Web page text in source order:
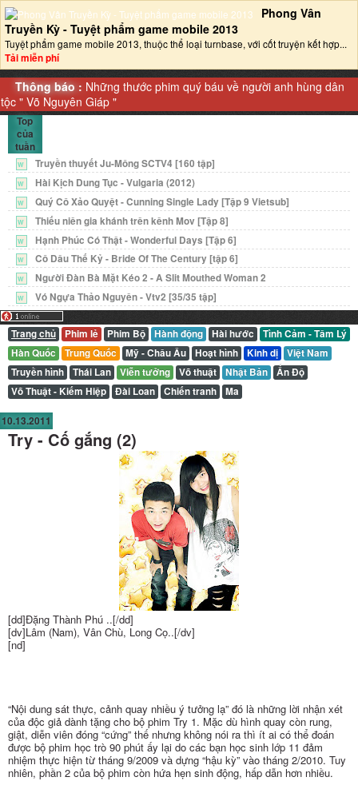
Phong Vân
Truyền Kỳ - Tuyệt phẩm game mobile 2013‎
Tuyệt phẩm game mobile 2013, thuộc thể loại turnbase, với cốt truyện kết hợp...
Tải miễn phí
Thông báo : Những thước phim quý báu về người anh hùng dân
tộc "Võ Nguyên Giáp "
Top
của
tuần
W Truyền thuyết Ju-Mông SCTV4 [160 tập]
W Hài Kịch Dung Tục - Vulgaria (2012)
W Quý Cô Xảo Quyệt - Cunning Single Lady [Tập 9 Vietsub]
W Thiếu niên gia khánh trên kênh Mov [Tập 8]
W Hạnh Phúc Có Thật - Wonderful Days [Tập 6]
W Cô Dâu Thế Kỷ - Bride Of The Century [tập 6]
W Người Đàn Bà Mặt Kéo 2 - A Slit Mouthed Woman 2
W Vó Ngựa Thảo Nguyên - Vtv2 [35/35 tập]
Trang chủ Phim lẻ Phim Bộ Hành động Hài hước
Tình Cảm - Tâm Lý
Hàn Quốc
Trung Quốc Mỹ - Châu Âu Hoạt hình Kinh dị
Việt Nam
Truyền hình
Thái Lan Viễn tưởng Võ thuật Nhật Bản
Ấn Độ
Võ Thuật - Kiếm Hiệp
Đài Loan Chiến tranh Ma
10.13.2011
Try - Cố gắng (2)
[dd]Đặng Thành Phú ..[/dd]
[dv]Lâm (Nam), Vân Chù, Long Cọ..[/dv]
[nd]
“Nội dung sát thực, cảnh quay nhiều ý tưởng lạ” đó là những lời nhận xét
của độc giả dành tặng cho bộ phim Try 1. Mặc dù hình quay còn rung,
giật, diễn viên đóng “cứng” thế nhưng không nói ra thì ít ai có thể đoán
được bộ phim học trò 90 phút ấy lại do các bạn học sinh lớp 11 đảm
nhiệm thực hiện từ tháng 9/2009 và dựng “hậu kỳ” vào tháng 2/2010. Tuy
nhiên, phần 2 của bộ phim còn hứa hẹn sinh động, hấp dẫn hơn nhiều.